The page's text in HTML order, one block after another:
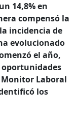
14,8% en
compensó la
incidencia de
evolucionado
el año,
oportunidades
Monitor Laboral
los